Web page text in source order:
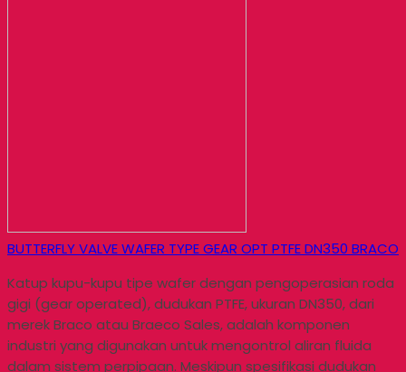
BUTTERFLY VALVE WAFER TYPE GEAR OPT PTFE DN350 BRACO
Katup kupu-kupu tipe wafer dengan pengoperasian roda
gigi (gear operated), dudukan PTFE, ukuran DN350, dari
merek Braco atau Braeco Sales, adalah komponen
industri yang digunakan untuk mengontrol aliran fluida
dalam sistem perpipaan. Meskipun spesifikasi dudukan